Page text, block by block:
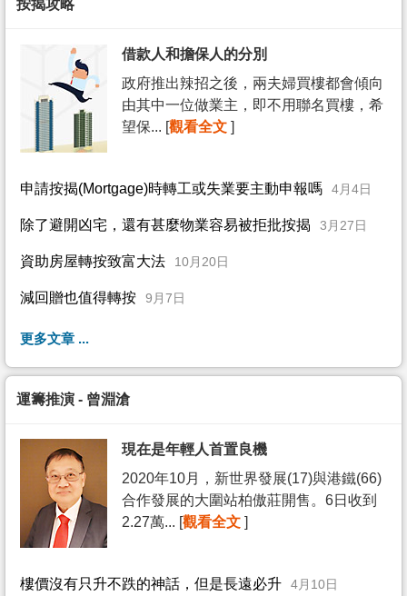
按揭攻略
借款人和擔保人的分別
政府推出辣招之後，兩夫婦買樓都會傾向
由其中一位做業主，即不用聯名買樓，希
望保... [觀看全文 ]
申請按揭(Mortgage)時轉工或失業要主動申報嗎 4月4日
除了避開凶宅，還有甚麼物業容易被拒批按揭 3月27日
資助房屋轉按致富大法 10月20日
減回贈也值得轉按 9月7日
更多文章 ...
運籌推演 - 曾淵滄
現在是年輕人首置良機
2020年10月，新世界發展(17)與港鐵(66)
合作發展的大圍站柏傲莊開售。6日收到
2.27萬... [觀看全文 ]
樓價沒有只升不跌的神話，但是長遠必升 4月10日